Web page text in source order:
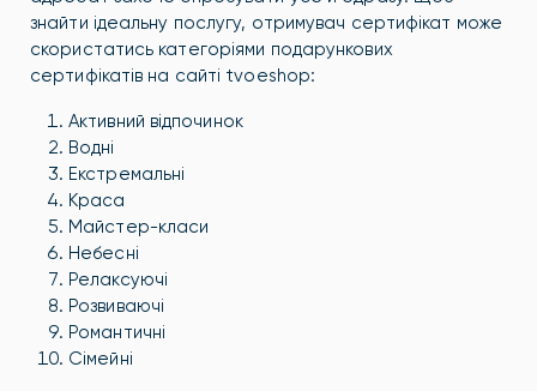
знайти ідеальну послугу, отримувач сертифікат може
скористатись категоріями подарункових
сертифікатів на сайті tvoeshop:
Активний відпочинок
Водні
Екстремальні
Краса
Майстер-класи
Небесні
Релаксуючі
Розвиваючі
Романтичні
Сімейні